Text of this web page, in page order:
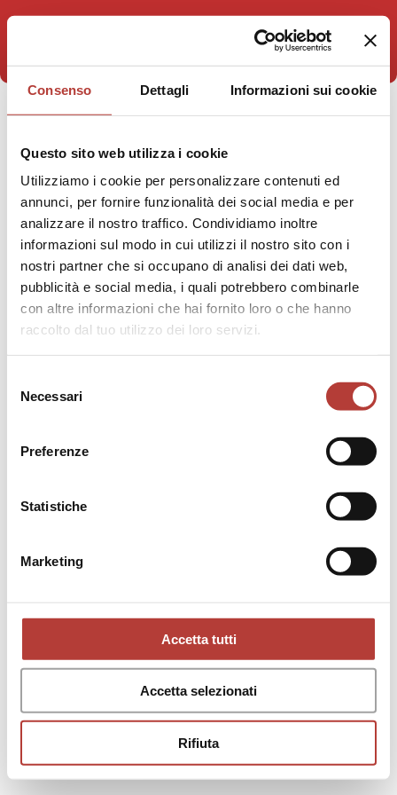
Consenso Dettagli Informazioni sui cookie
Questo sito web utilizza i cookie
Utilizziamo i cookie per personalizzare contenuti ed
annunci, per fornire funzionalità dei social media e per
analizzare il nostro traffico. Condividiamo inoltre
informazioni sul modo in cui utilizzi il nostro sito con i
nostri partner che si occupano di analisi dei dati web,
pubblicità e social media, i quali potrebbero combinarle
con altre informazioni che hai fornito loro o che hanno
raccolto dal tuo utilizzo dei loro servizi.
delNecessari
Preferenze
Statistiche
Marketing
Accetta tutti
Accetta selezionati
Rifiuta
case editrici